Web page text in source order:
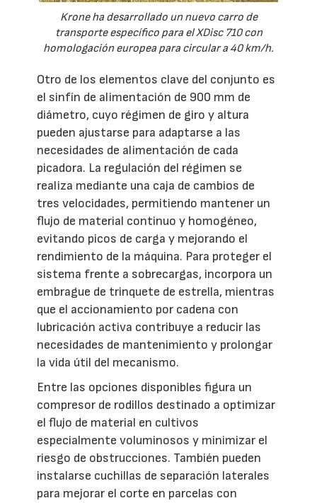
Krone ha desarrollado un nuevo carro de
transporte específico para el XDisc 710 con
homologación europea para circular a 40 km/h.
Otro de los elementos clave del conjunto es
el sinfín de alimentación de 900 mm de
diámetro, cuyo régimen de giro y altura
pueden ajustarse para adaptarse a las
necesidades de alimentación de cada
picadora. La regulación del régimen se
realiza mediante una caja de cambios de
tres velocidades, permitiendo mantener un
flujo de material continuo y homogéneo,
evitando picos de carga y mejorando el
rendimiento de la máquina. Para proteger el
sistema frente a sobrecargas, incorpora un
embrague de trinquete de estrella, mientras
que el accionamiento por cadena con
lubricación activa contribuye a reducir las
necesidades de mantenimiento y prolongar
la vida útil del mecanismo.
Entre las opciones disponibles figura un
compresor de rodillos destinado a optimizar
el flujo de material en cultivos
especialmente voluminosos y minimizar el
riesgo de obstrucciones. También pueden
instalarse cuchillas de separación laterales
para mejorar el corte en parcelas con